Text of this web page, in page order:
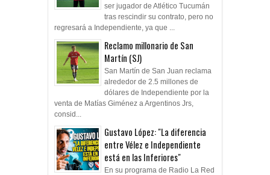
ser jugador de Atlético Tucumán
tras rescindir su contrato, pero no
regresará a Independiente, ya que ...
Reclamo millonario de San
Martín (SJ)
San Martín de San Juan reclama
alrededor de 2.5 millones de
dólares de Independiente por la
venta de Matías Giménez a Argentinos Jrs,
consid...
Gustavo López: "La diferencia
entre Vélez e Independiente
está en las Inferiores"
En su programa de Radio La Red